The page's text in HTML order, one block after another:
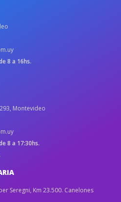
8 a 16hs.
Montevideo
8 a 17:30hs.
Seregni, Km 23.500. Canelones